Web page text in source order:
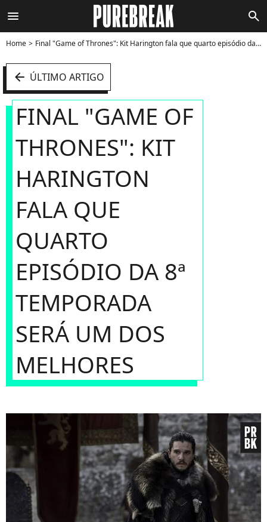
menu search
Home Final "Game of Thrones": Kit Harington fala que quarto episódio da 8ª temporada será um dos melhores - Foto
arrow_left ÚLTIMO ARTIGO
FINAL "GAME OF
THRONES": KIT
HARINGTON
FALA QUE
QUARTO
EPISÓDIO DA 8ª
TEMPORADA
SERÁ UM DOS
MELHORES